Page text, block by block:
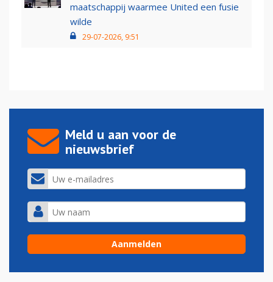
maatschappij waarmee United een fusie
wilde
29-07-2026, 9:51
Meld u aan voor de
nieuwsbrief